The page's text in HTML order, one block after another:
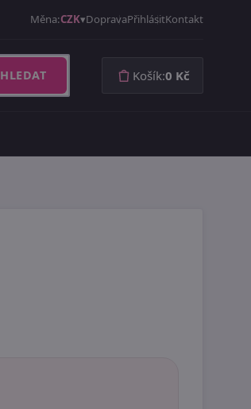
Měna:CZK DopravaPřihlásitKontakt
HLEDAT Košík:0 Kč